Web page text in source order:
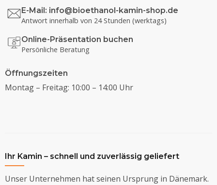
E-Mail: info@bioethanol-kamin-shop.de
Antwort innerhalb von 24 Stunden (werktags)
Online-Präsentation buchen
Persönliche Beratung
Öffnungszeiten
Montag – Freitag: 10:00 – 14:00 Uhr
Ihr Kamin – schnell und zuverlässig geliefert
Unser Unternehmen hat seinen Ursprung in Dänemark.